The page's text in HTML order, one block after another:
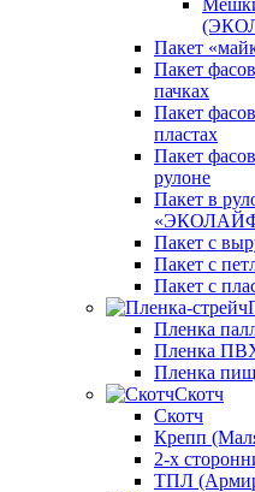
Пакет
Пакет
пачках
Пакет
пластах
Пакет
рулоне
Пакет в
Пакет с
Пакет с
Пакет с
Пленка
Пленка
Пленка
Скотч
Скотч
Крепп
2-х
ТПЛ